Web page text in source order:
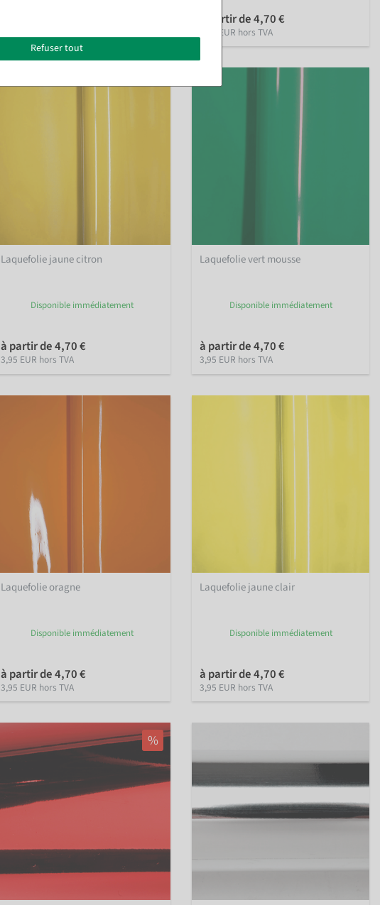
à partir de 4,70 €
3,95 EUR hors TVA
Laquefolie jaune citron
Disponible immédiatement
à partir de 4,70 €
3,95 EUR hors TVA
Laquefolie vert mousse
Disponible immédiatement
à partir de 4,70 €
3,95 EUR hors TVA
Laquefolie oragne
Disponible immédiatement
à partir de 4,70 €
3,95 EUR hors TVA
Laquefolie jaune clair
Disponible immédiatement
à partir de 4,70 €
3,95 EUR hors TVA
%
Refuser tout